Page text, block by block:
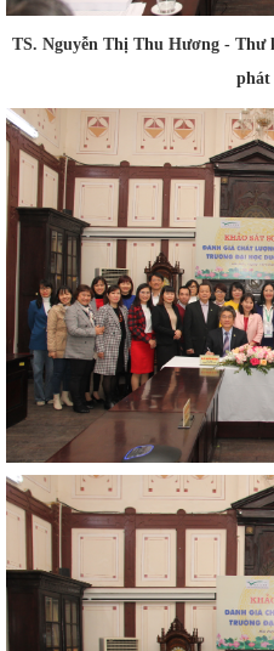
TS. Nguyễn Thị Thu Hương - Thư
phát